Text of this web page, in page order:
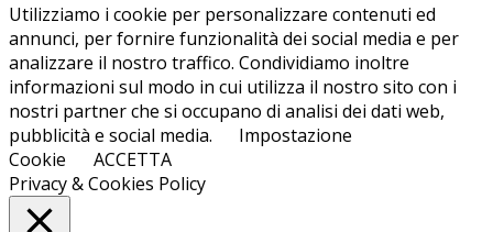
Utilizziamo i cookie per personalizzare contenuti ed
annunci, per fornire funzionalità dei social media e per
analizzare il nostro traffico. Condividiamo inoltre
informazioni sul modo in cui utilizza il nostro sito con i
nostri partner che si occupano di analisi dei dati web,
pubblicità e social media.
Impostazione
Cookie
ACCETTA
Privacy & Cookies Policy